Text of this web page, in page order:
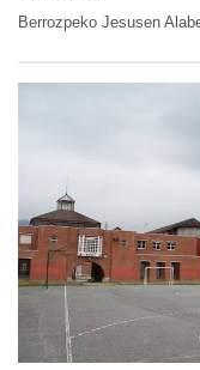
Berrozpeko Jesusen